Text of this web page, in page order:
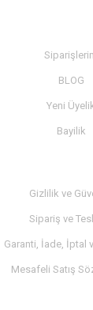
BLOG
Yeni
Bayilik
Gizlilik ve
Sipariş ve
Garanti, İade, İptal
Mesafeli Satış